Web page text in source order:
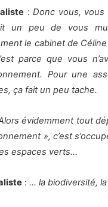
:Donc vous, vous
un peu de vous
le cabinet de
parce que vous
Pour une
ça fait un peu tache.
évidemment tout
», c’est
espaces verts…
: … la biodiversité,